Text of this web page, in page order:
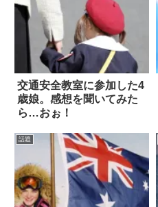
交通安全教室に参加した4
歳娘。感想を聞いてみた
ら…おぉ！
話題